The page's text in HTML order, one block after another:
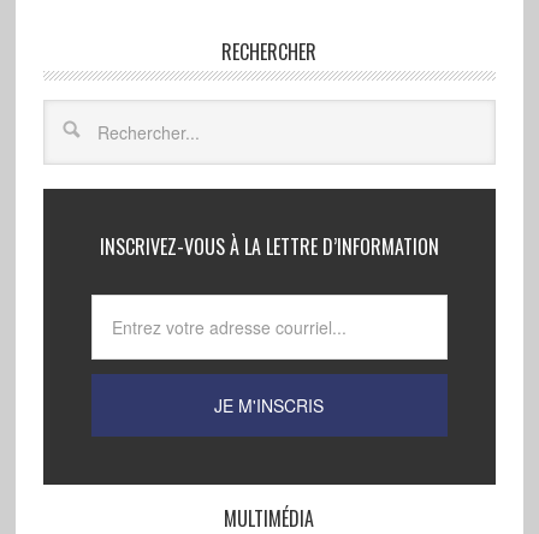
RECHERCHER
INSCRIVEZ-VOUS À LA LETTRE D’INFORMATION
MULTIMÉDIA